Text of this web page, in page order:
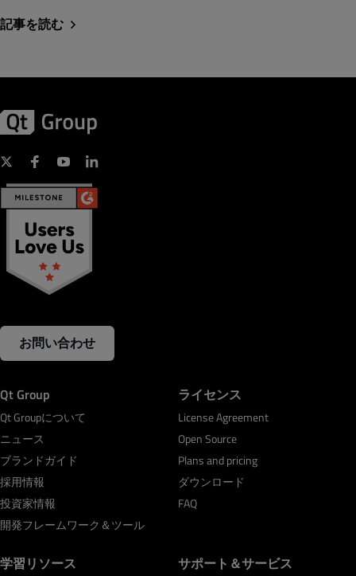
記事を読む
お問い合わせ
Qt Group
Qt Groupについて
ニュース
ブランドガイド
採用情報
投資家情報
開発フレームワーク＆ツール
ライセンス
License Agreement
Open Source
Plans and pricing
ダウンロード
FAQ
学習リソース サポート＆サービス